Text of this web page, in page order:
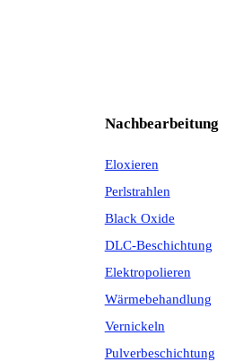
Nachbearbeitung
Eloxieren
Perlstrahlen
Black Oxide
DLC-Beschichtung
Elektropolieren
Wärmebehandlung
Vernickeln
Pulverbeschichtung